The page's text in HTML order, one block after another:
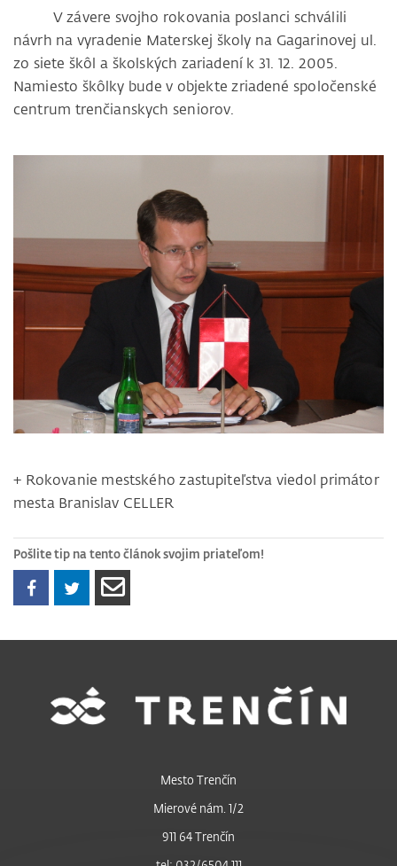
V závere svojho rokovania poslanci schválili
návrh na vyradenie Materskej školy na Gagarinovej ul.
zo siete škôl a školských zariadení k 31. 12. 2005.
Namiesto škôlky bude v objekte zriadené spoločenské
centrum trenčianskych seniorov.
+ Rokovanie mestského zastupiteľstva viedol primátor
mesta Branislav CELLER
Pošlite tip na tento článok svojim priateľom!
Mesto Trenčín
Mierové nám. 1/2
911 64 Trenčín